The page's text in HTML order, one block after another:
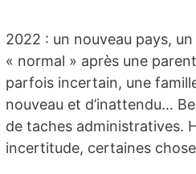
2022 : un nouveau pays,
« normal » après une
parfois incertain, une
nouveau et d’inattendu…
de taches administratives.
incertitude, certaines